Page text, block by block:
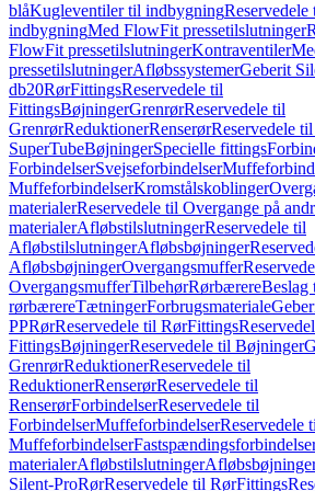
blåKugleventiler til indbygning
indbygningMed FlowFit pressetilslutninger
FlowFit pressetilslutningerKontraventiler
pressetilslutningerAfløbssystemerGeberit
db20RørFittingsReservedele til
FittingsBøjningerGrenrørReservedele til
GrenrørReduktionerRenserørReservedele
SuperTubeBøjningerSpecielle fittings
ForbindelserSvejseforbindelser
MuffeforbindelserKromstålskoblinger
materialerReservedele til Overgange på
materialerAfløbstilslutningerReservedele til
AfløbstilslutningerAfløbsbøjninger
AfløbsbøjningerOvergangsmuffer
OvergangsmufferTilbehørRørbærereBeslag
rørbærereTætningerForbrugsmateriale
PPRørReservedele til RørFittings
FittingsBøjningerReservedele til Bøjninger
GrenrørReduktionerReservedele til
ReduktionerRenserørReservedele til
RenserørForbindelserReservedele til
ForbindelserMuffeforbindelserReservedele
Muffeforbindelser
materialerAfløbstilslutninger
Silent-ProRørReservedele til RørFittings